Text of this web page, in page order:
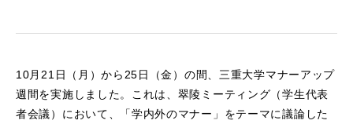
10月21日（月）から25日（金）の間、三重大学マナーアップ
週間を実施しました。これは、翠陵ミーティング（学生代表
者会議）において、「学内外のマナー」をテーマに議論した